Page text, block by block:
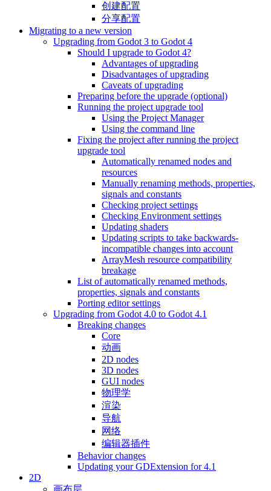
创建配置
分享配置
Migrating to a new version
Upgrading from Godot 3 to Godot 4
Should I upgrade to Godot 4?
Advantages of upgrading
Disadvantages of upgrading
Caveats of upgrading
Preparing before the upgrade (optional)
Running the project upgrade tool
Using the Project Manager
Using the command line
Fixing the project after running the project
upgrade tool
Automatically renamed nodes and
resources
Manually renaming methods, properties,
signals and constants
Checking project settings
Checking Environment settings
Updating shaders
Updating scripts to take backwards-
incompatible changes into account
ArrayMesh resource compatibility
breakage
List of automatically renamed methods,
properties, signals and constants
Porting editor settings
Upgrading from Godot 4.0 to Godot 4.1
Breaking changes
Core
动画
2D nodes
3D nodes
GUI nodes
物理学
渲染
导航
网络
编辑器插件
Behavior changes
Updating your GDExtension for 4.1
2D
画布层